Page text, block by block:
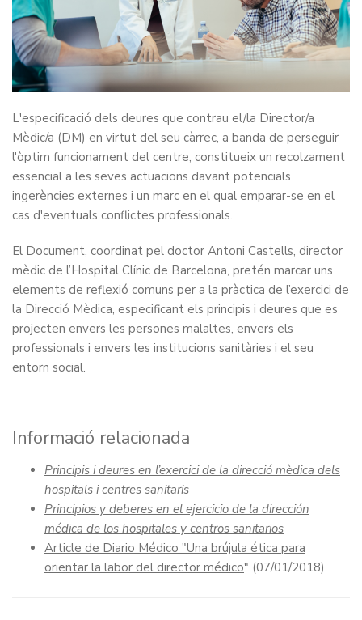
L'especificació dels deures que contrau el/la Director/a
Mèdic/a (DM) en virtut del seu càrrec, a banda de perseguir
l'òptim funcionament del centre, constitueix un recolzament
essencial a les seves actuacions davant potencials
ingerències externes i un marc en el qual emparar-se en el
cas d'eventuals conflictes professionals.
El Document, coordinat pel doctor Antoni Castells, director
mèdic de l’Hospital Clínic de Barcelona, pretén marcar uns
elements de reflexió comuns per a la pràctica de l’exercici de
la Direcció Mèdica, especificant els principis i deures que es
projecten envers les persones malaltes, envers els
professionals i envers les institucions sanitàries i el seu
entorn social.
Informació relacionada
Principis i deures en l’exercici de la direcció mèdica dels
hospitals i centres sanitaris
Principios y deberes en el ejercicio de la dirección
médica de los hospitales y centros sanitarios
Article de Diario Médico "Una brújula ética para
orientar la labor del director médico" (07/01/2018)